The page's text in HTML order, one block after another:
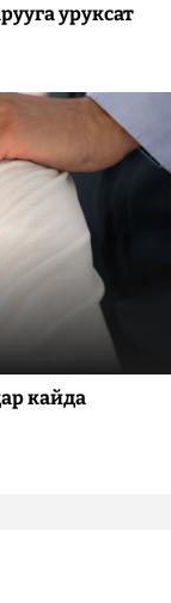
уруксат
кайда